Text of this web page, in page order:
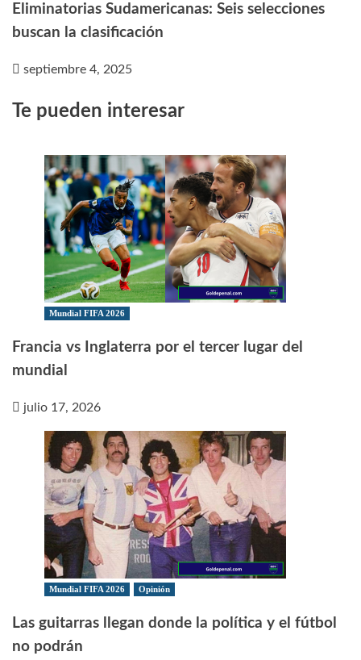
Eliminatorias Sudamericanas: Seis selecciones
buscan la clasificación
septiembre 4, 2025
Te pueden interesar
Mundial FIFA 2026
Francia vs Inglaterra por el tercer lugar del
mundial
julio 17, 2026
Mundial FIFA 2026 Opinión
Las guitarras llegan donde la política y el fútbol
no podrán